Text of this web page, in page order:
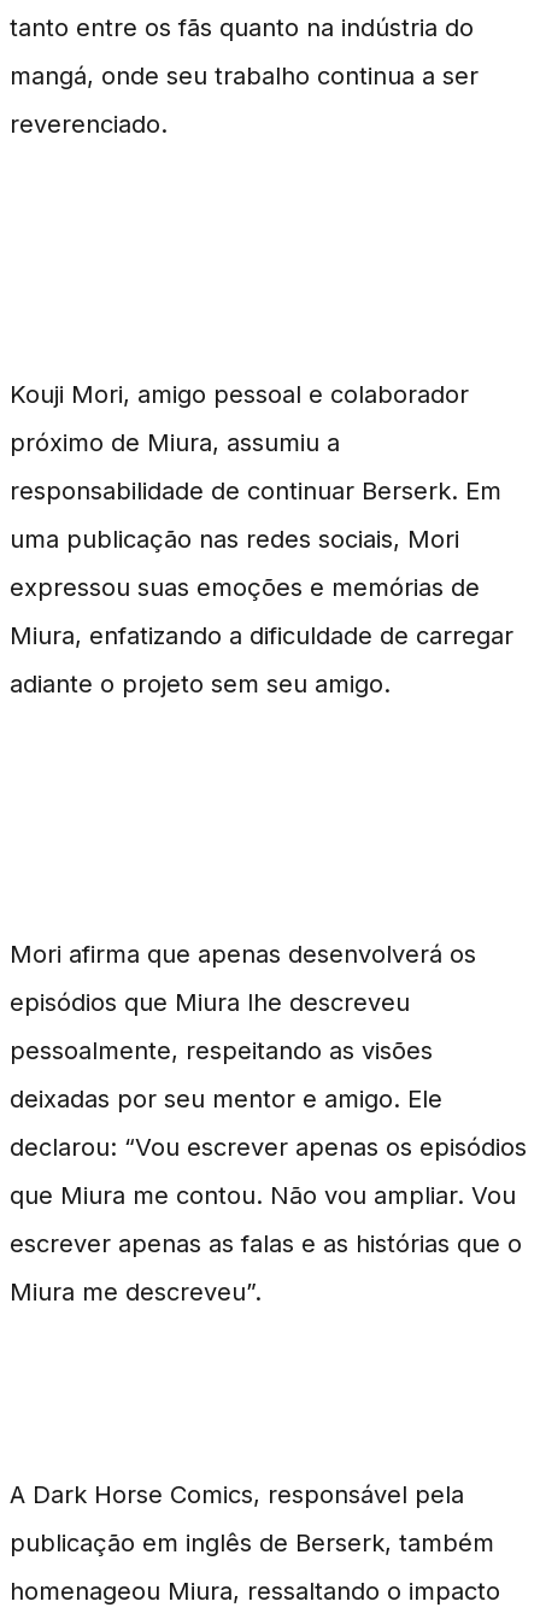
tanto entre os fãs quanto na indústria do
mangá, onde seu trabalho continua a ser
reverenciado.
Kouji Mori, amigo pessoal e colaborador
próximo de Miura, assumiu a
responsabilidade de continuar Berserk. Em
uma publicação nas redes sociais, Mori
expressou suas emoções e memórias de
Miura, enfatizando a dificuldade de carregar
adiante o projeto sem seu amigo.
Mori afirma que apenas desenvolverá os
episódios que Miura lhe descreveu
pessoalmente, respeitando as visões
deixadas por seu mentor e amigo. Ele
declarou: “Vou escrever apenas os episódios
que Miura me contou. Não vou ampliar. Vou
escrever apenas as falas e as histórias que o
Miura me descreveu”.
A Dark Horse Comics, responsável pela
publicação em inglês de Berserk, também
homenageou Miura, ressaltando o impacto